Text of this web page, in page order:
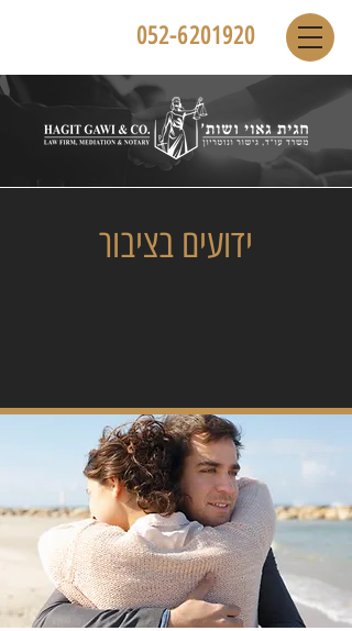
052-6201920
ידועים בציבור